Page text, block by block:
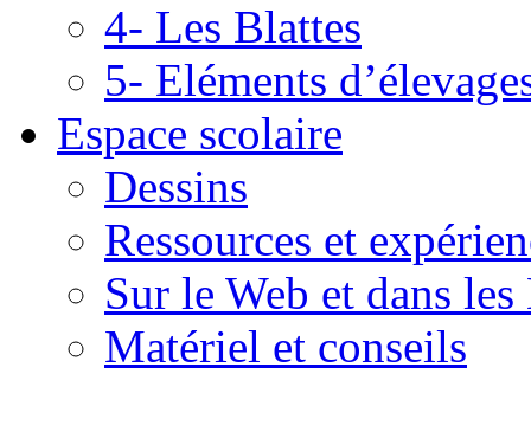
4- Les Blattes
5- Eléments
Espace scolaire
Dessins
Ressources et
Sur le Web et dans
Matériel et conseils